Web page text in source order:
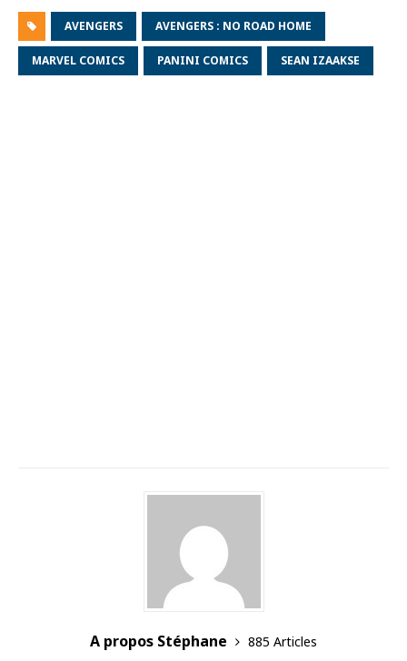
AVENGERS AVENGERS : NO ROAD HOME
MARVEL COMICS PANINI COMICS SEAN IZAAKSE
A propos Stéphane
885 Articles